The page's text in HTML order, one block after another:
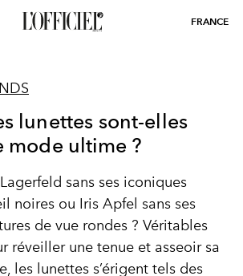
FRANCE
lunettes sont-elles
mode ultime ?
sans ses iconiques
noires ou Iris Apfel sans ses
de vue rondes ? Véritables
réveiller une tenue et asseoir sa
les lunettes s’érigent tels des